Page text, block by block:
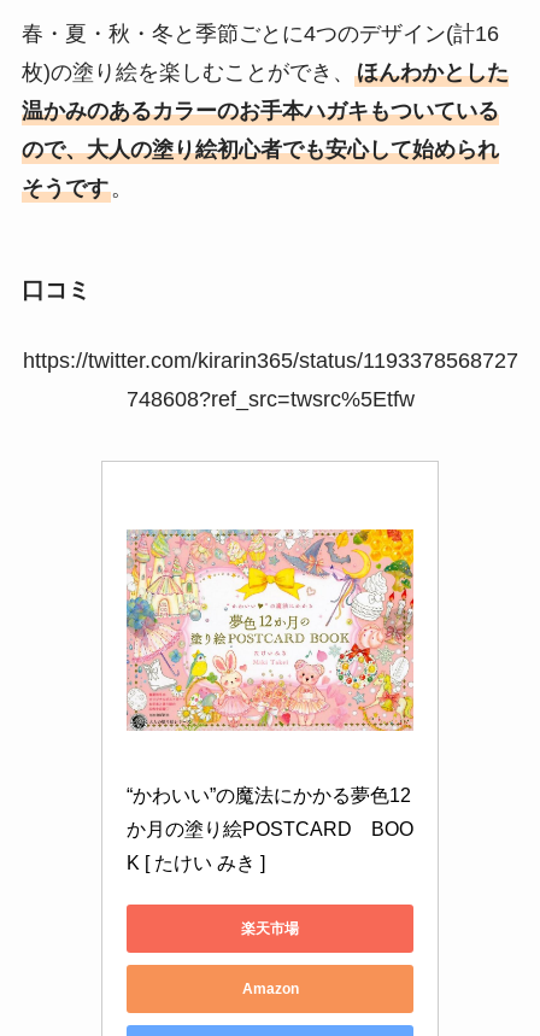
春・夏・秋・冬と季節ごとに4つのデザイン(計16
枚)の塗り絵を楽しむことができ、 ほんわかとした
温かみのあるカラーのお手本ハガキもついている
ので、大人の塗り絵初心者でも安心して始められ
そうです。
口コミ
https://twitter.com/kirarin365/status/1193378568727
748608?ref_src=twsrc%5Etfw
“かわいい”の魔法にかかる夢色12
か月の塗り絵POSTCARD　BOO
K [ たけい みき ]
楽天市場
Amazon